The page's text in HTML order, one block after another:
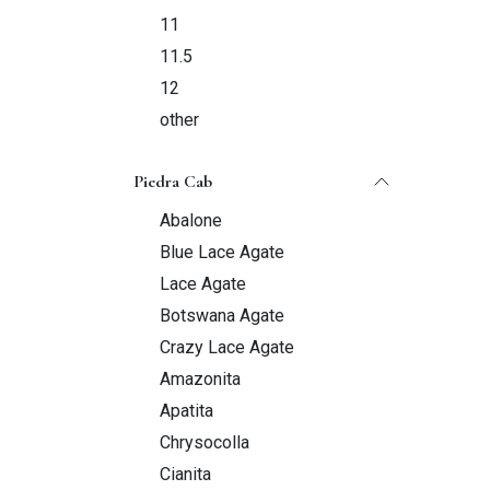
11
11.5
12
other
Piedra Cab
Abalone
Blue Lace Agate
Lace Agate
Botswana Agate
Crazy Lace Agate
Amazonita
Apatita
Chrysocolla
Cianita